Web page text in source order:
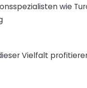
wie
Vielfalt